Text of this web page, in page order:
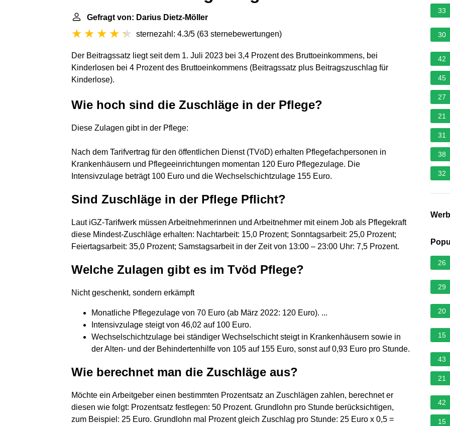
Gefragt von: Darius Dietz-Möller
sternezahl: 4.3/5 (63 sternebewertungen)
Der Beitragssatz liegt seit dem 1. Juli 2023 bei 3,4 Prozent des Bruttoeinkommens, bei
Kinderlosen bei 4 Prozent des Bruttoeinkommens (Beitragssatz plus Beitragszuschlag für
Kinderlose).
Wie hoch sind die Zuschläge in der Pflege?
Diese Zulagen gibt in der Pflege:
Nach dem Tarifvertrag für den öffentlichen Dienst (TVöD) erhalten Pflegefachpersonen in
Krankenhäusern und Pflegeeinrichtungen momentan 120 Euro Pflegezulage. Die
Intensivzulage beträgt 100 Euro und die Wechselschichtzulage 155 Euro.
Sind Zuschläge in der Pflege Pflicht?
Laut iGZ-Tarifwerk müssen Arbeitnehmerinnen und Arbeitnehmer mit einem Job als Pflegekraft
diese Mindest-Zuschläge erhalten: Nachtarbeit: 15,0 Prozent; Sonntagsarbeit: 25,0 Prozent;
Feiertagsarbeit: 35,0 Prozent; Samstagsarbeit in der Zeit von 13:00 – 23:00 Uhr: 7,5 Prozent.
Welche Zulagen gibt es im Tvöd Pflege?
Nicht geschenkt, sondern erkämpft
Monatliche Pflegezulage von 70 Euro (ab März 2022: 120 Euro). ...
Intensivzulage steigt von 46,02 auf 100 Euro.
Wechselschichtzulage bei ständiger Wechselschicht steigt in Krankenhäusern sowie in
der Alten- und der Behindertenhilfe von 105 auf 155 Euro, sonst auf 0,93 Euro pro Stunde.
Wie berechnet man die Zuschläge aus?
Möchte ein Arbeitgeber einen bestimmten Prozentsatz an Zuschlägen zahlen, berechnet er
diesen wie folgt: Prozentsatz festlegen: 50 Prozent. Grundlohn pro Stunde berücksichtigen,
zum Beispiel: 25 Euro. Grundlohn mal Prozent gleich Zuschlag pro Stunde: 25 Euro x 0,5 =
33
30
42
45
27
21
31
38
32
26
29
20
15
43
21
42
15